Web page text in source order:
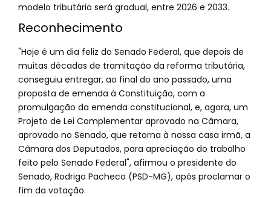
modelo tributário será gradual, entre 2026 e 2033.
Reconhecimento
"Hoje é um dia feliz do Senado Federal, que depois de
muitas décadas de tramitação da reforma tributária,
conseguiu entregar, ao final do ano passado, uma
proposta de emenda à Constituição, com a
promulgação da emenda constitucional, e, agora, um
Projeto de Lei Complementar aprovado na Câmara,
aprovado no Senado, que retorna à nossa casa irmã, a
Câmara dos Deputados, para apreciação do trabalho
feito pelo Senado Federal", afirmou o presidente do
Senado, Rodrigo Pacheco (PSD-MG), após proclamar o
fim da votação.